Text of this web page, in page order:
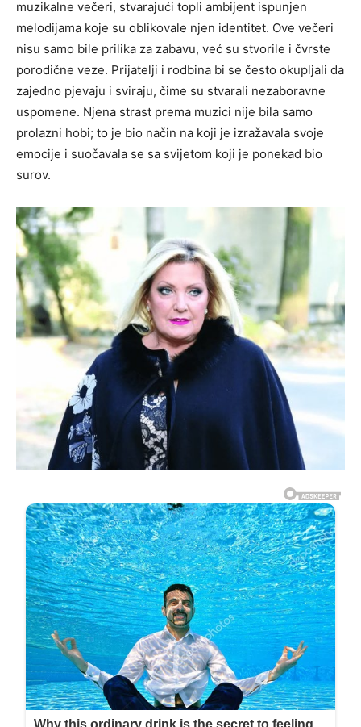
muzikalne večeri, stvarajući topli ambijent ispunjen
melodijama koje su oblikovale njen identitet. Ove večeri
nisu samo bile prilika za zabavu, već su stvorile i čvrste
porodične veze. Prijatelji i rodbina bi se često okupljali da
zajedno pjevaju i sviraju, čime su stvarali nezaboravne
uspomene. Njena strast prema muzici nije bila samo
prolazni hobi; to je bio način na koji je izražavala svoje
emocije i suočavala se sa svijetom koji je ponekad bio
surov.